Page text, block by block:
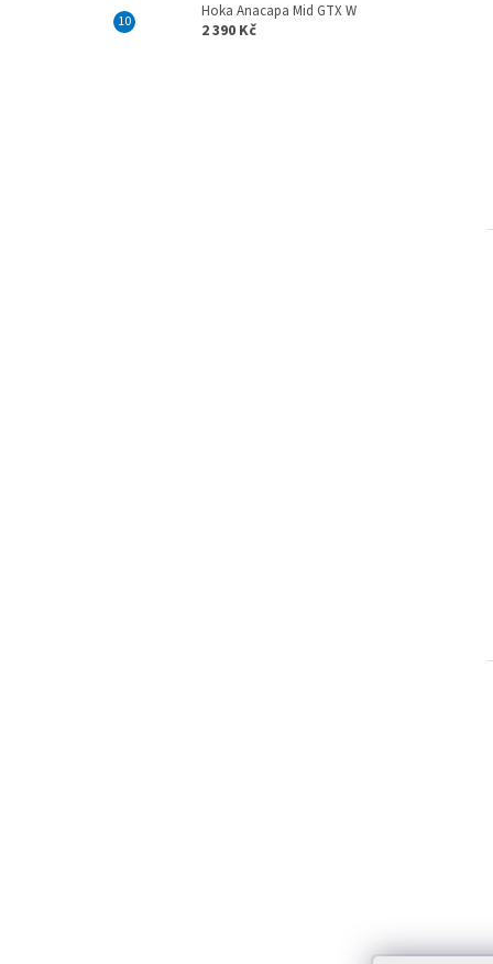
Hoka Anacapa Mid GTX W
2 390 Kč